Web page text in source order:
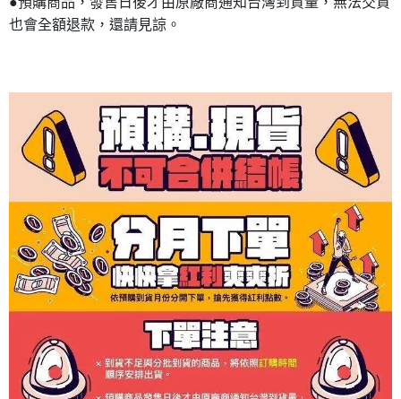
也會全額退款，還請見諒。